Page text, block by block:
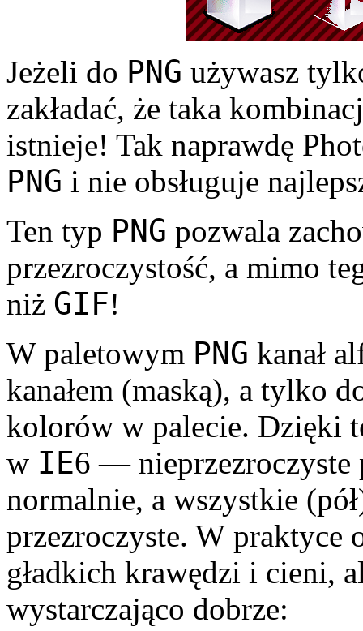
Jeżeli do PNG używasz
zakładać, że taka
istnieje! Tak naprawdę
PNG i nie obsługuje
Ten typ PNG pozwala
przezroczystość, a mimo
niż GIF!
W paletowym PNG kanał
kanałem (maską), a tylko
kolorów w palecie. Dzięki
w IE6 — nieprzezro­czyste
normalnie, a wszystkie
przezro­czyste. W praktyce
gładkich krawędzi i cieni,
wystarczająco dobrze: